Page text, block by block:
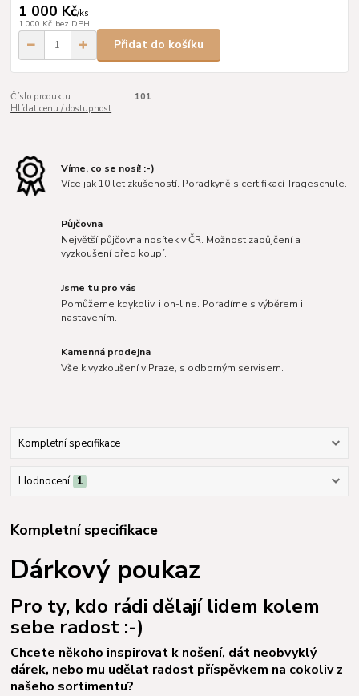
1 000 Kč/ks
1 000 Kč bez DPH
Přidat do košíku
Číslo produktu:
101
Hlídat cenu / dostupnost
Víme, co se nosí! :-)
Více jak 10 let zkušeností. Poradkyně s certifikací Trageschule.
Půjčovna
Největší půjčovna nosítek v ČR. Možnost zapůjčení a
vyzkoušení před koupí.
Jsme tu pro vás
Pomůžeme kdykoliv, i on-line. Poradíme s výběrem i
nastavením.
Kamenná prodejna
Vše k vyzkoušení v Praze, s odborným servisem.
Kompletní specifikace
Hodnocení 1
Kompletní specifikace
Dárkový poukaz
Pro ty, kdo rádi dělají lidem kolem
sebe radost :-)
Chcete někoho inspirovat k nošení, dát neobvyklý
dárek, nebo mu udělat radost příspěvkem na cokoliv z
našeho sortimentu?